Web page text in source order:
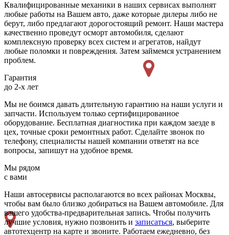
Квалифицированные механики в наших сервисах выполнят
любые работы на Вашем авто, даже которые дилеры либо не
берут, либо предлагают дорогостоящий ремонт. Наши мастера
качественно проведут осморт автомобиля, сделают
комплексную проверку всех систем и агрегатов, найдут
любые поломки и повреждения. Затем займемся устранением
проблем.
Гарантия
до 2-х лет
Мы не боимся давать длительную гарантию на наши услуги и
запчасти. Используем только сертифицированное
оборудование. Бесплатная диагностика при каждом заезде в
цех, точные сроки ремонтных работ. Сделайте звонок по
телефону, специалисты нашей компании ответят на все
вопросы, запишут на удобное время.
Мы рядом
с вами
Наши автосервисы располагаются во всех районах Москвы,
чтобы вам было близко добираться на Вашем автомобиле. Для
вашего удобства-предварительная запись. Чтобы получить
лучшие условия, нужно позвонить и записаться, выберите
автотехцентр на карте и звоните. Работаем ежедневно, без